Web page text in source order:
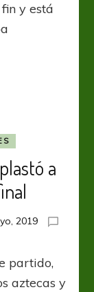
y está
a
2019
partido,
aztecas y